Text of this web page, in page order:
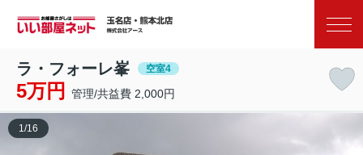
ラ・フォーレ峯 空室4
5万円 管理/共益費 2,000円
1 /16